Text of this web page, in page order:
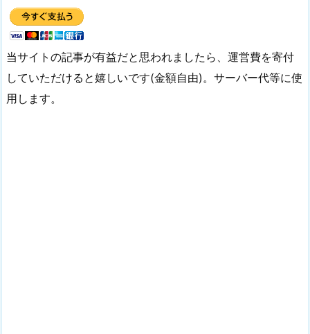
当サイトの記事が有益だと思われましたら、運営費を寄付
していただけると嬉しいです(金額自由)。サーバー代等に使
用します。